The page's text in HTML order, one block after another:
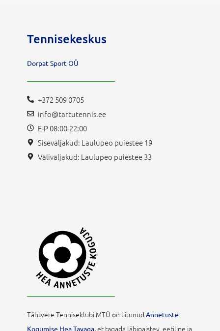
Tennisekeskus
Dorpat Sport OÜ
+372 509 0705
info@tartutennis.ee
E-P 08:00-22:00
Siseväljakud: Laulupeo puiestee 19
Väliväljakud: Laulupeo puiestee 33
Tähtvere Tenniseklubi MTÜ on liitunud Annetuste
Kogumise Hea Tavaga,et tagada läbipaistev, eetiline ja